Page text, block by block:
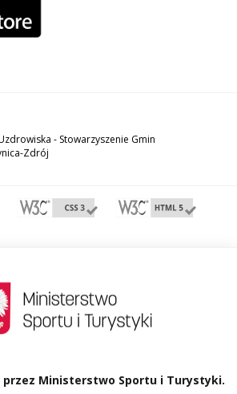
- Stowarzyszenie Gmin
Zdrój
przez Ministerstwo Sportu i Turystyki.